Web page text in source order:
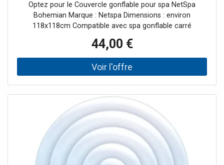
Optez pour le Couvercle gonflable pour spa NetSpa
Bohemian Marque : Netspa Dimensions : environ
118x118cm Compatible avec spa gonflable carré
44,00 €